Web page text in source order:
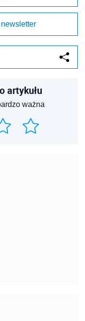
artykułu
ważna